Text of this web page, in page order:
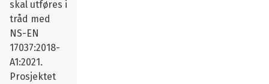
skal utføres i
tråd med
NS-EN
17037:2018-
A1:2021.
Prosjektet